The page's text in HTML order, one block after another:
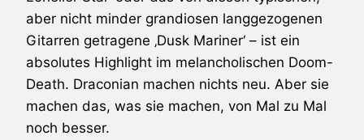
aber nicht minder grandiosen langgezogenen
Gitarren getragene ‚Dusk Mariner‘ – ist ein
absolutes Highlight im melancholischen Doom-
Death. Draconian machen nichts neu. Aber sie
machen das, was sie machen, von Mal zu Mal
noch besser.